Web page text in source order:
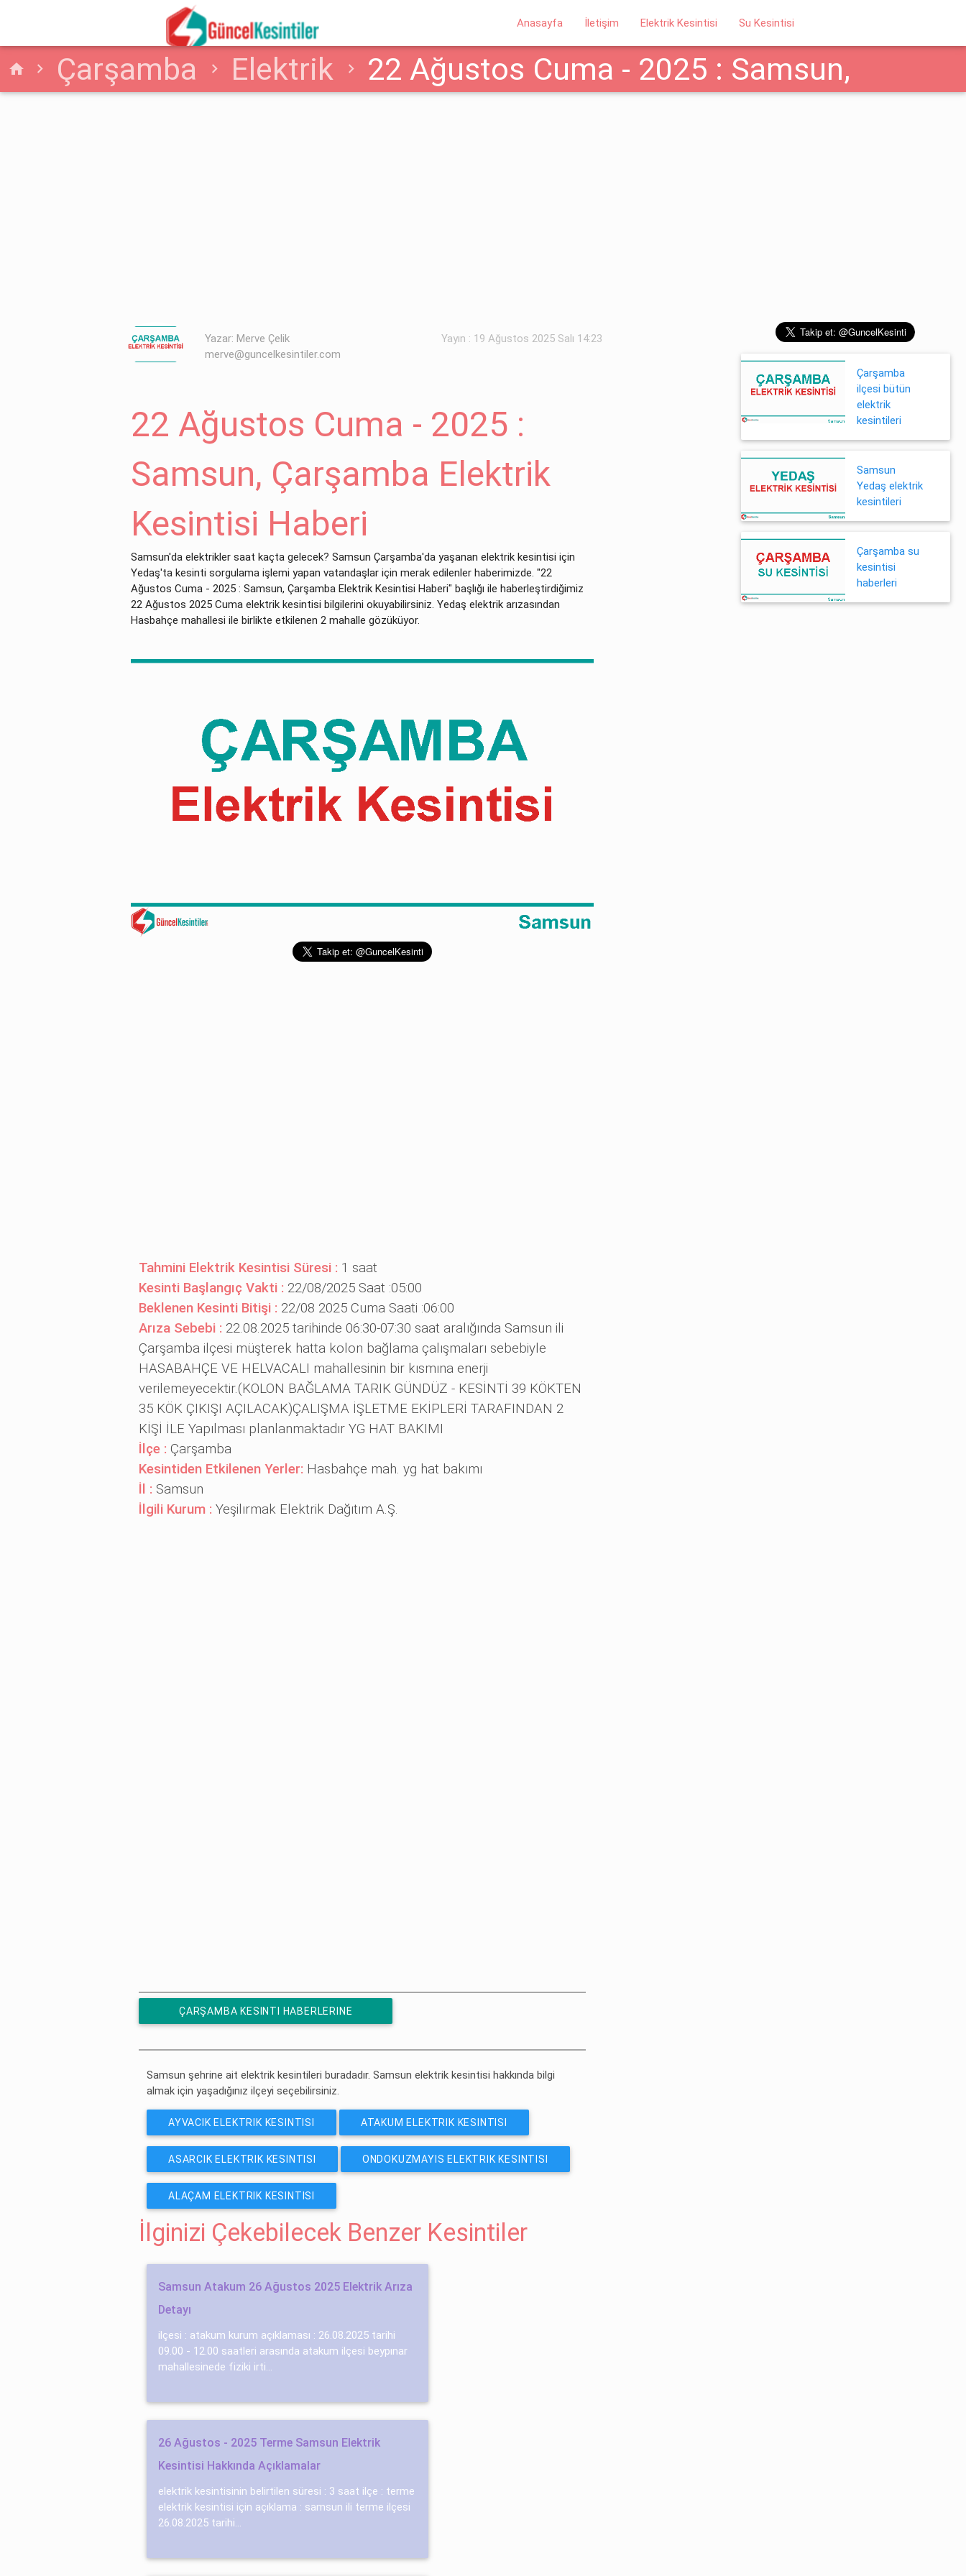
Anasayfa İletişim Elektrik Kesintisi Su Kesintisi
home Çarşamba Elektrik
22 Ağustos Cuma - 2025 : Samsun,
Yazar: Merve Çelik
merve@guncelkesintiler.com
Yayın : 19 Ağustos 2025 Salı 14:23
22 Ağustos Cuma - 2025 :
Samsun, Çarşamba Elektrik
Kesintisi Haberi
Samsun'da elektrikler saat kaçta gelecek? Samsun Çarşamba'da yaşanan elektrik kesintisi için
Yedaş'ta kesinti sorgulama işlemi yapan vatandaşlar için merak edilenler haberimizde. "22
Ağustos Cuma - 2025 : Samsun, Çarşamba Elektrik Kesintisi Haberi" başlığı ile haberleştirdiğimiz
22 Ağustos 2025 Cuma elektrik kesintisi bilgilerini okuyabilirsiniz. Yedaş elektrik arızasından
Hasbahçe mahallesi ile birlikte etkilenen 2 mahalle gözüküyor.
Tahmini Elektrik Kesintisi Süresi : 1 saat
Kesinti Başlangıç Vakti : 22/08/2025 Saat :05:00
Beklenen Kesinti Bitişi : 22/08 2025 Cuma Saati :06:00
Arıza Sebebi : 22.08.2025 tarihinde 06:30-07:30 saat aralığında Samsun ili
Çarşamba ilçesi müşterek hatta kolon bağlama çalışmaları sebebiyle
HASABAHÇE VE HELVACALI mahallesinin bir kısmına enerji
verilemeyecektir.(KOLON BAĞLAMA TARIK GÜNDÜZ - KESİNTİ 39 KÖKTEN
35 KÖK ÇIKIŞI AÇILACAK)ÇALIŞMA İŞLETME EKİPLERİ TARAFINDAN 2
KİŞİ İLE Yapılması planlanmaktadır YG HAT BAKIMI
İlçe : Çarşamba
Kesintiden Etkilenen Yerler: Hasbahçe mah. yg hat bakımı
İl : Samsun
İlgili Kurum : Yeşilırmak Elektrik Dağıtım A.Ş.
ÇARŞAMBA KESINTI HABERLERINE
Samsun şehrine ait elektrik kesintileri buradadır. Samsun elektrik kesintisi hakkında bilgi
almak için yaşadığınız ilçeyi seçebilirsiniz.
AYVACIK ELEKTRIK KESINTISI ATAKUM ELEKTRIK KESINTISI
ASARCIK ELEKTRIK KESINTISI ONDOKUZMAYIS ELEKTRIK KESINTISI
ALAÇAM ELEKTRIK KESINTISI
İlginizi Çekebilecek Benzer Kesintiler
Samsun Atakum 26 Ağustos 2025 Elektrik Arıza
Detayı
ilçesi : atakum kurum açıklaması : 26.08.2025 tari̇hi̇
09.00 - 12.00 saatleri̇ arasında atakum i̇lçesi̇ beypınar
mahallesi̇nede fi̇zi̇ki̇ i̇rti...
26 Ağustos - 2025 Terme Samsun Elektrik
Kesintisi Hakkında Açıklamalar
elektrik kesintisinin belirtilen süresi : 3 saat ilçe : terme
elektrik kesintisi için açıklama : samsun ili terme ilçesi
26.08.2025 tarihi...
Çarşamba
ilçesi bütün
elektrik
kesintileri
Samsun
Yedaş elektrik
kesintileri
Çarşamba su
kesintisi
haberleri